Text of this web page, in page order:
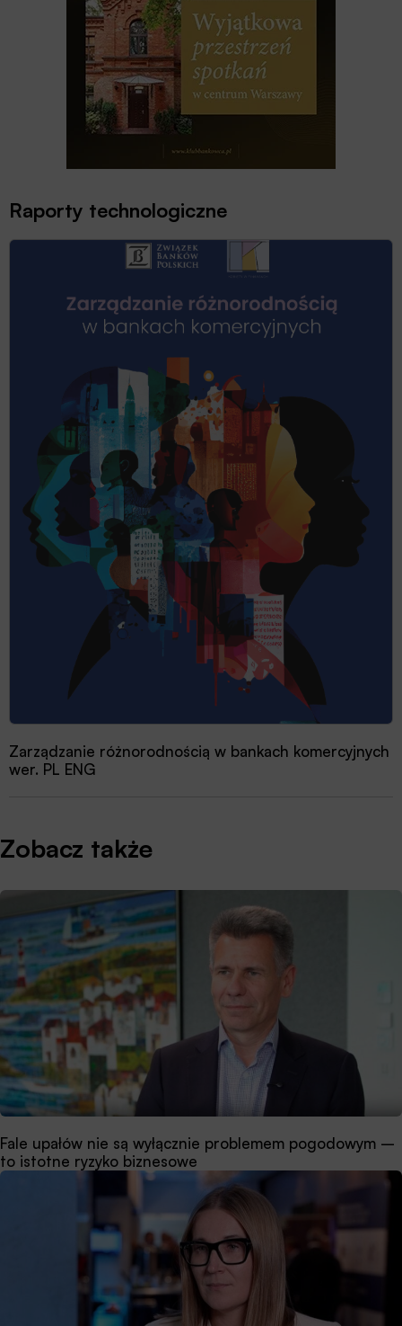
Raporty technologiczne
Zarządzanie różnorodnością w bankach komercyjnych
wer. PL ENG
Zobacz także
Fale upałów nie są wyłącznie problemem pogodowym –
to istotne ryzyko biznesowe